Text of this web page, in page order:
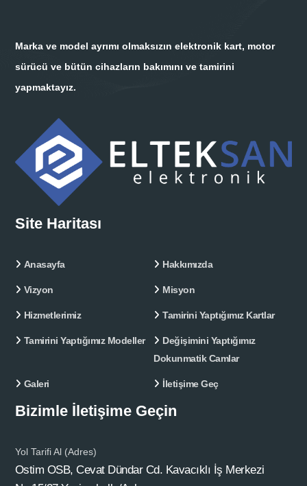
Marka ve model ayrımı olmaksızın elektronik kart, motor
sürücü ve bütün cihazların bakımını ve tamirini
yapmaktayız.
Site Haritası
Anasayfa Hakkımızda
Vizyon Misyon
Hizmetlerimiz Tamirini Yaptığımız Kartlar
Tamirini Yaptığımız Modeller
Değişimini Yaptığımız
Dokunmatik Camlar
Galeri İletişime Geç
Bizimle İletişime Geçin
Yol Tarifi Al (Adres)
Ostim OSB, Cevat Dündar Cd. Kavacıklı İş Merkezi